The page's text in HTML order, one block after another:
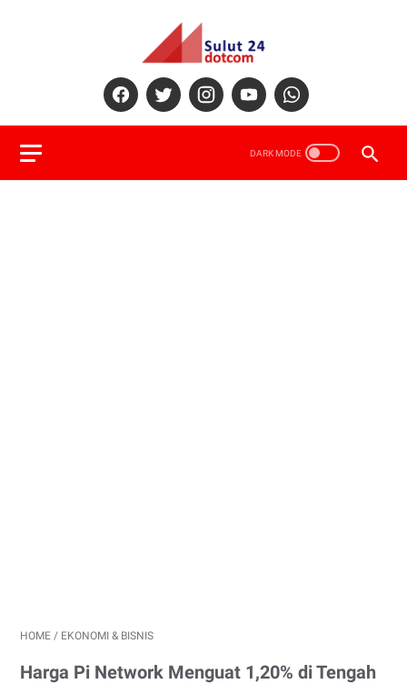
HOME / EKONOMI & BISNIS
Harga Pi Network Menguat 1,20% di Tengah